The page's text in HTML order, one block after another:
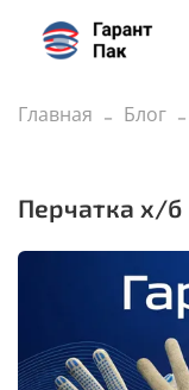
Главная Блог
перчатка х/б